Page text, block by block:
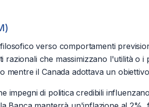
verso comportamenti
razionali che massimizzano l'utilità
il Canada adottava un
impegni di politica credibili